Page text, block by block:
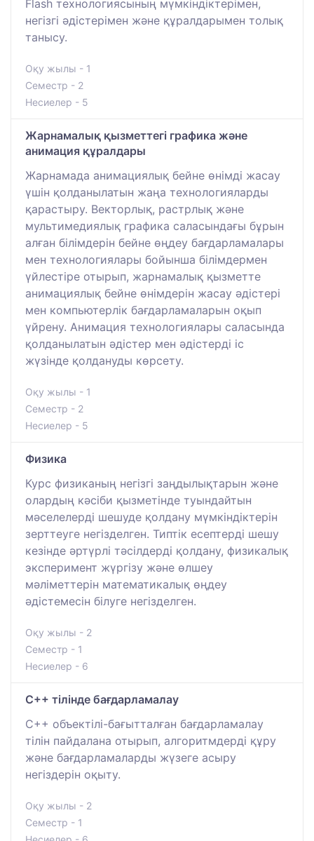
Flash технологиясының мүмкіндіктерімен,
негізгі әдістерімен және құралдарымен толық
танысу.
Оқу жылы - 1
Семестр - 2
Несиелер - 5
Жарнамалық қызметтегі графика және
анимация құралдары
Жарнамада анимациялық бейне өнімді жасау
үшін қолданылатын жаңа технологияларды
қарастыру. Векторлық, растрлық және
мультимедиялық графика саласындағы бұрын
алған білімдерін бейне өңдеу бағдарламалары
мен технологиялары бойынша білімдермен
үйлестіре отырып, жарнамалық қызметте
анимациялық бейне өнімдерін жасау әдістері
мен компьютерлік бағдарламаларын оқып
үйрену. Анимация технологиялары саласында
қолданылатын әдістер мен әдістерді іс
жүзінде қолдануды көрсету.
Оқу жылы - 1
Семестр - 2
Несиелер - 5
Физика
Курс физиканың негізгі заңдылықтарын және
олардың кәсіби қызметінде туындайтын
мәселелерді шешуде қолдану мүмкіндіктерін
зерттеуге негізделген. Типтік есептерді шешу
кезінде әртүрлі тәсілдерді қолдану, физикалық
эксперимент жүргізу және өлшеу
мәліметтерін математикалық өңдеу
әдістемесін білуге негізделген.
Оқу жылы - 2
Семестр - 1
Несиелер - 6
C++ тілінде бағдарламалау
C++ объектілі-бағытталған бағдарламалау
тілін пайдалана отырып, алгоритмдерді құру
және бағдарламаларды жүзеге асыру
негіздерін оқыту.
Оқу жылы - 2
Семестр - 1